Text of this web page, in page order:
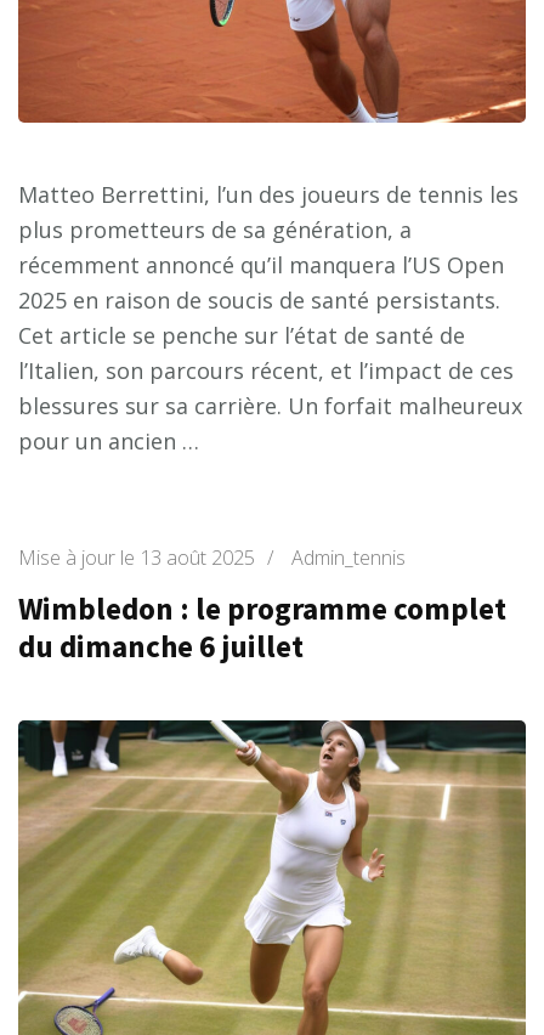
Matteo Berrettini, l’un des joueurs de tennis les
plus prometteurs de sa génération, a
récemment annoncé qu’il manquera l’US Open
2025 en raison de soucis de santé persistants.
Cet article se penche sur l’état de santé de
l’Italien, son parcours récent, et l’impact de ces
blessures sur sa carrière. Un forfait malheureux
pour un ancien …
Mise à jour le 13 août 2025 / Admin_tennis
Wimbledon : le programme complet
du dimanche 6 juillet